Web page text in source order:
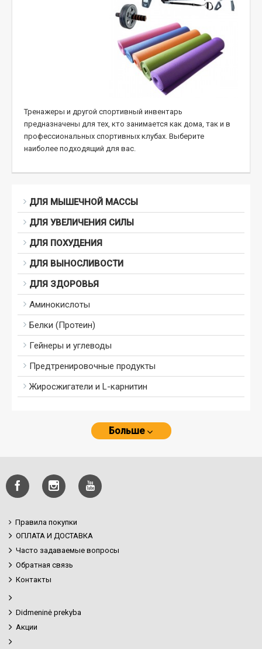
Тренажеры и другой спортивный инвентарь
предназначены для тех, кто занимается как дома, так и в
профессиональных спортивных клубах. Выберите
наиболее подходящий для вас.
ДЛЯ МЫШЕЧНОЙ МАССЫ
ДЛЯ УВЕЛИЧЕНИЯ СИЛЫ
ДЛЯ ПОХУДЕНИЯ
ДЛЯ ВЫНОСЛИВОСТИ
ДЛЯ ЗДОРОВЬЯ
Аминокислоты
Белки (Протеин)
Гейнеры и углеводы
Предтренировочные продукты
Жиросжигатели и L-карнитин
Больше
Правила покупки
ОПЛАТА И ДОСТАВКА
Часто задаваемые вопросы
Обратная связь
Контакты
Didmeninė prekyba
Акции